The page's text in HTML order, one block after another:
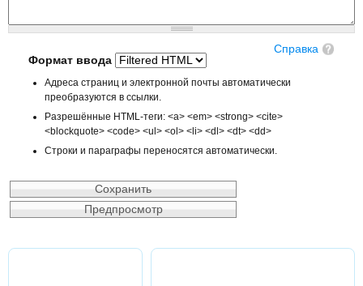
Справка
Формат ввода
Адреса страниц и электронной почты автоматически
преобразуются в ссылки.
Разрешённые HTML-теги: <a> <em> <strong> <cite>
<blockquote> <code> <ul> <ol> <li> <dl> <dt> <dd>
Строки и параграфы переносятся автоматически.